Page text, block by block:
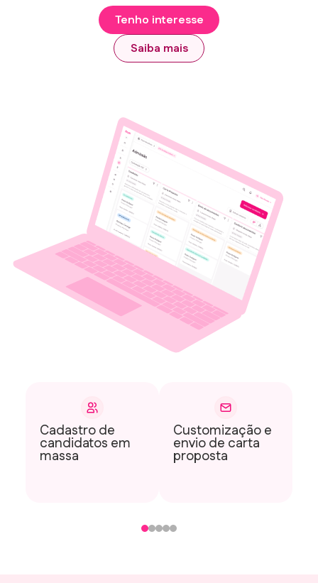
Tenho interesse
Saiba mais
Cadastro de
candidatos em
massa
Customização e
envio de carta
proposta